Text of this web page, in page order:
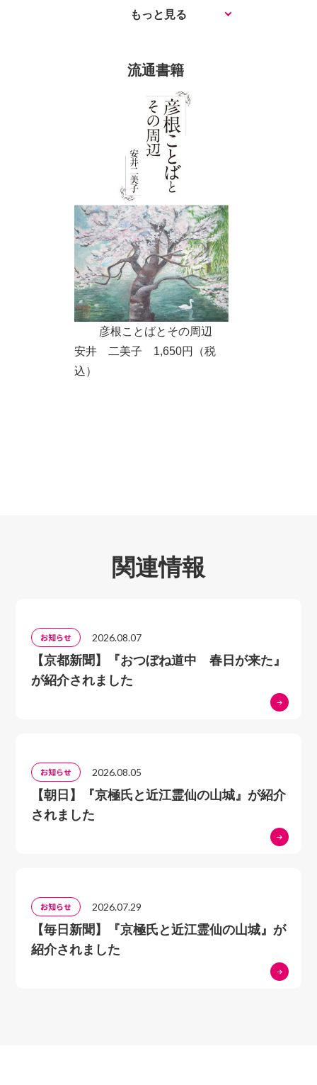
第11章 Once Upon a Time in 彦根
ばを第一言語として身につけている彦根出身者（京都、
下の友人などにも親愛の気持ちを込めて使われます。親
しい友人に対して「妹さんもいらっしゃるの」が他人行
儀に感じられる時、「妹さんも来るの」では、失礼な気
がし違和感があります。そこで親愛を表す「妹さんも来
やはるの」と言います。先述したように、言語は感情や
考えの表出手段です。親愛を表すことばを身につけてし
まったものにとっては、「いらっしゃる」と「来る」だ
けでは不便を感じてしまいます。 彦根ことばは「関
西弁」と呼ばれることばに類似しているため、本書で紹
介する彦根ことばは大阪や京都で使われることばと共通
するものも多く含まれます。ことばは、そのことばが使
われる環境と無関係に成立しているわけではありません
ので、本書では彦根ことばのみを紹介するのではなく、
その背景にも触れていくことになりますが、そこには次
の三つのスタンスが考えられます。 一 彦根
特有のもの 二 関西特有のもの 三 どの
んま（ほんと）」などです。 そして、彦根ことばに
城を「お山」と呼んだり、琵琶湖を「海(うみ)」と呼ん
だりします（近江ことばに共通します）。この背景には
多く言語が持つ普遍的な背景があります。 本書では
この三つの背景と共通語への置き換えに焦点を当てなが
程修了。東京大学・立教大学兼任講師。日中対照言語学
ス』東方書店（共著）、『どうちがう？中国語類義語の
ニュアンス』東方書店（共著）他 執筆論文 : 「日中
両言語における非情物主語（『東京大学言語情報科学研
究第五号』）、「日中助数詞の認知意味論的研究」
（『大東文化大学語学教育研究論叢』）「翻訳について
の一考察」（『教学十七』）他多数
もっと見る
流通書籍
彦根ことばとその周辺
安井 二美子 1,650円（税
込）
関連情報
お知らせ 2026.08.07
【京都新聞】『おつぼね道中 春日が来た』
が紹介されました
お知らせ 2026.08.05
【朝日】『京極氏と近江霊仙の山城』が紹介
されました
お知らせ 2026.07.29
【毎日新聞】『京極氏と近江霊仙の山城』が
紹介されました